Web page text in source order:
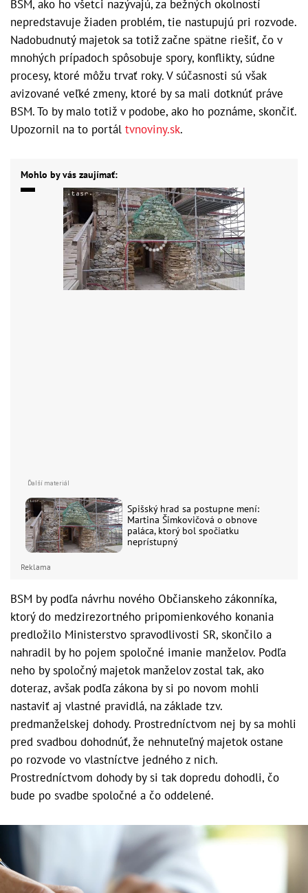
BSM, ako ho všetci nazývajú, za bežných okolností
nepredstavuje žiaden problém, tie nastupujú pri rozvode.
Nadobudnutý majetok sa totiž začne spätne riešiť, čo v
mnohých prípadoch spôsobuje spory, konflikty, súdne
procesy, ktoré môžu trvať roky. V súčasnosti sú však
avizované veľké zmeny, ktoré by sa mali dotknúť práve
BSM. To by malo totiž v podobe, ako ho poznáme, skončiť.
Upozornil na to portál tvnoviny.sk.
Mohlo by vás zaujímať:
Spišský hrad sa postupne mení:
Martina Šimkovičová o obnove
paláca, ktorý bol spočiatku
neprístupný
Reklama
BSM by podľa návrhu nového Občianskeho zákonníka,
ktorý do medzirezortného pripomienkového konania
predložilo Ministerstvo spravodlivosti SR, skončilo a
nahradil by ho pojem spoločné imanie manželov. Podľa
neho by spoločný majetok manželov zostal tak, ako
doteraz, avšak podľa zákona by si po novom mohli
nastaviť aj vlastné pravidlá, na základe tzv.
predmanželskej dohody. Prostredníctvom nej by sa mohli
pred svadbou dohodnúť, že nehnuteľný majetok ostane
po rozvode vo vlastníctve jedného z nich.
Prostredníctvom dohody by si tak dopredu dohodli, čo
bude po svadbe spoločné a čo oddelené.